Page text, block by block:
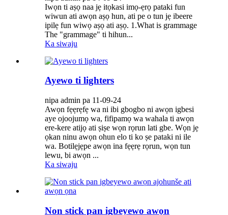
Iwọn ti aṣọ naa jẹ itọkasi imọ-ẹrọ pataki fun
wiwun ati awọn aṣọ hun, ati pe o tun jẹ ibeere
ipilẹ fun wiwọ aṣọ ati aṣọ. 1.What is grammage
The "grammage" ti hihun...
Ka siwaju
Ayewo ti lighters
nipa admin pa 11-09-24
Awọn fẹẹrẹfẹ wa ni ibi gbogbo ni awọn igbesi
aye ojoojumọ wa, fifipamọ wa wahala ti awọn
ere-kere atijọ ati ṣiṣe wọn rọrun lati gbe. Wọn jẹ
ọkan ninu awọn ohun elo ti ko ṣe pataki ni ile
wa. Botilẹjẹpe awọn ina fẹẹrẹ rọrun, wọn tun
lewu, bi awọn ...
Ka siwaju
Non stick pan igbeyewo awọn